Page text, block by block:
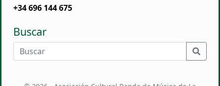
+34 696 144 675
Buscar